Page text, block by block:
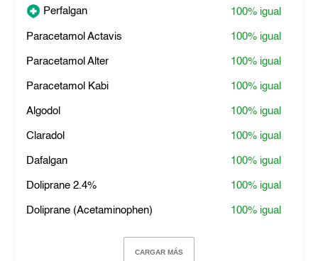
Perfalgan 100% igual
Paracetamol Actavis 100% igual
Paracetamol Alter 100% igual
Paracetamol Kabi 100% igual
Algodol 100% igual
Claradol 100% igual
Dafalgan 100% igual
Doliprane 2.4% 100% igual
Doliprane (Acetaminophen) 100% igual
CARGAR MÁS